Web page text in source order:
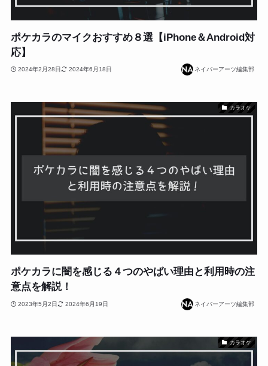
ポケカラのマイクおすすめ８選【iPhone＆Android対
応】
2024年2月28日 2024年6月18日 ネイバーアーツ編集部
カラオケ
ポケカラに闇を感じる４つのやばい理由と利用時の注
意点を解説！
2023年5月2日 2024年6月19日 ネイバーアーツ編集部
カラオケ